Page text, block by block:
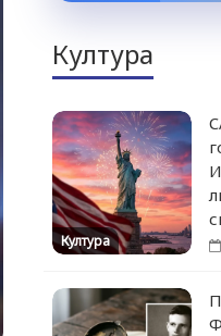
Култура
Култура